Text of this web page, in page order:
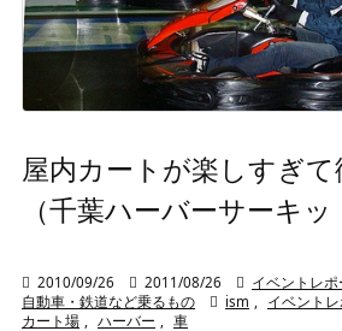
屋内カートが楽しすぎ
（千葉ハーバーサーキ
 2010/09/26  2011/08/26  イベントレポ
自動車・鉄道など乗るもの
 ism イベントレ
カート場
ハーバー 車